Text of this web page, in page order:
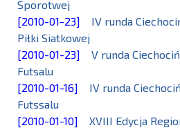
Sporotwej
[2010-01-23] IV runda
Piłki Siatkowej
[2010-01-23]
V runda
Futsalu
[2010-01-16] IV runda
Futssalu
[2010-01-10] XVIII Edycja